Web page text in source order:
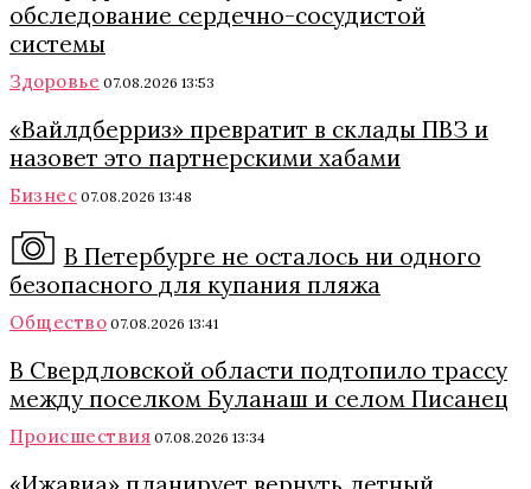
обследование сердечно-сосудистой
системы
Здоровье 07.08.2026 13:53
«Вайлдберриз» превратит в склады ПВЗ и
назовет это партнерскими хабами
Бизнес 07.08.2026 13:48
В Петербурге не осталось ни одного
безопасного для купания пляжа
Общество 07.08.2026 13:41
В Свердловской области подтопило трассу
между поселком Буланаш и селом Писанец
Происшествия 07.08.2026 13:34